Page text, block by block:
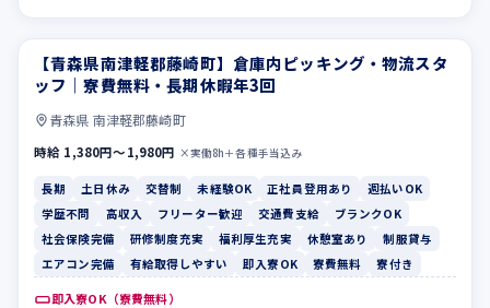
長期 土日休み
【青森県南津軽郡藤崎町】倉庫内ピッキング・物流スタ
ッフ｜寮費無料・長期休暇年3回
青森県 南津軽郡藤崎町
時給 1,380円〜1,980円 ×実働8h＋各種手当込み
長期 土日休み 交替制 未経験OK 正社員登用あり
週払いOK
学歴不問
高収入 フリーター歓迎 交通費支給
ブランクOK
社会保険完備
研修制度充実 福利厚生充実 休憩室あり
制服貸与
エアコン完備
有給取得しやすい 即入寮OK 寮費無料 寮付き
即入寮OK（寮費無料）